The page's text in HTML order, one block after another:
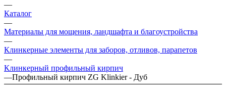
—
Каталог
—
Материалы для мощения, ландшафта и благоустройства
—
Клинкерные элементы для заборов, отливов, парапетов
—
Клинкерный профильный кирпич
—Профильный кирпич ZG Klinkier - Дуб